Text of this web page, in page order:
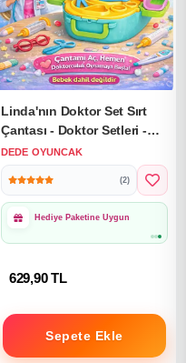
Linda'nın Doktor Set Sırt
Çantası - Doktor Setleri -
Doktor Oyuncak Seti -
Doktor Gereçleri
DEDE OYUNCAK
(2)
Hediye Paketine Uygun
629,90 TL
Sepete Ekle